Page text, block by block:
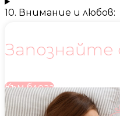
10. Внимание и любов:
Запознайте
Към блога